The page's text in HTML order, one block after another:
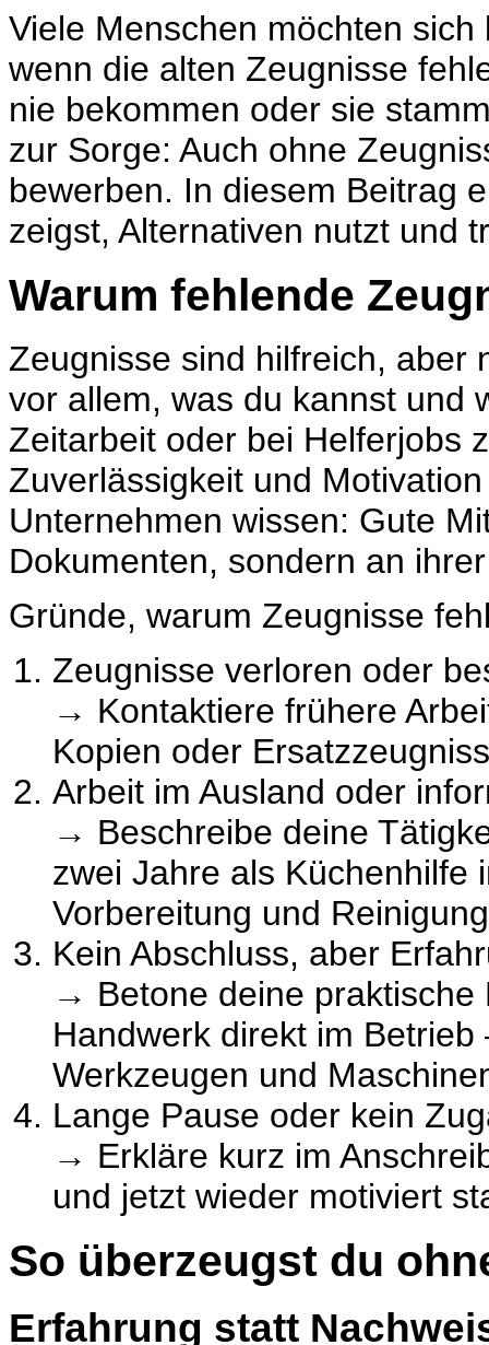
Viele Menschen möchten
wenn die alten Zeugnisse
nie bekommen oder sie
zur Sorge: Auch ohne
bewerben. In diesem Beitrag
zeigst, Alternativen nutzt und
Warum fehlende
Zeugnisse sind hilfreich, aber
vor allem, was du kannst und
Zeitarbeit oder bei Helferjobs
Zuverlässigkeit und
Unternehmen wissen: Gute
Dokumenten, sondern an
Gründe, warum Zeugnisse
Zeugnisse verloren oder
→ Kontaktiere frühere
Kopien oder
Arbeit im Ausland oder
→ Beschreibe deine
zwei Jahre als Küchenhilfe
Vorbereitung und
Kein Abschluss, aber
→ Betone deine praktische
Handwerk direkt im
Werkzeugen und
Lange Pause oder kein
→ Erkläre kurz im
und jetzt wieder motiviert
So überzeugst du
Erfahrung statt